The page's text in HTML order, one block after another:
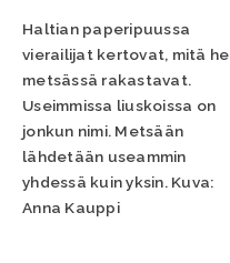
Haltian paperipuussa
vierailijat kertovat, mitä he
metsässä rakastavat.
Useimmissa liuskoissa on
jonkun nimi. Metsään
lähdetään useammin
yhdessä kuin yksin. Kuva:
Anna Kauppi